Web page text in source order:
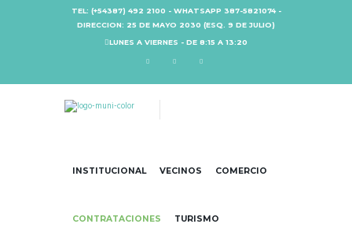
TEL: (+54387) 492 2100 - WHATSAPP 387-5821074 -
DIRECCION: 25 DE MAYO 2030 (ESQ. 9 DE JULIO)
LUNES A VIERNES - DE 8:15 A 13:20
INSTITUCIONAL VECINOS COMERCIO
CONTRATACIONES TURISMO